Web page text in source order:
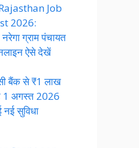
Job
2026:
ग्राम पंचायत
ऐसे देखें
बैंक से ₹1 लाख
1 अगस्त 2026
सुविधा